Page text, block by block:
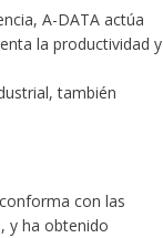
A-DATA actúa
la productividad y
también
con las
y ha obtenido